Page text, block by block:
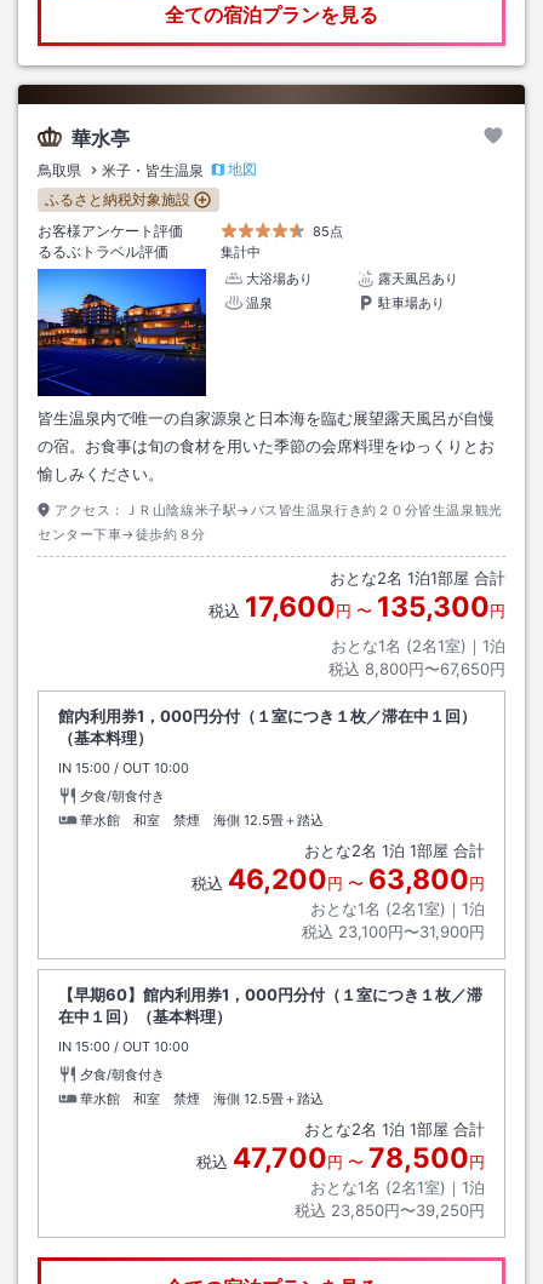
全ての宿泊プランを見る
華水亭
鳥取県 米子・皆生温泉
地図
ふるさと納税対象施設
お客様アンケート評価
85点
るるぶトラベル評価
集計中
大浴場あり
露天風呂あり
温泉
駐車場あり
皆生温泉内で唯一の自家源泉と日本海を臨む展望露天風呂が自慢
の宿。お食事は旬の食材を用いた季節の会席料理をゆっくりとお
愉しみください。
アクセス：
ＪＲ山陰線米子駅→バス皆生温泉行き約２０分皆生温泉観光
センター下車→徒歩約８分
おとな2名 1泊1部屋 合計
税込 17,600円 〜 135,300円
おとな1名 (2名1室)｜ 1泊
税込 8,800円〜67,650円
館内利用券1，000円分付（１室につき１枚／滞在中１回）
（基本料理）
IN チェックイン
15:00 / OUT チェックアウト
10:00
夕食/朝食付き
華水館 和室 禁煙 海側 12.5畳＋踏込
おとな2名 1泊 1部屋 合計
税込 46,200円 〜 63,800円
おとな1名 (2名1室)｜ 1泊
税込 23,100円〜31,900円
【早期60】館内利用券1，000円分付（１室につき１枚／滞
在中１回）（基本料理）
IN チェックイン
15:00 / OUT チェックアウト
10:00
夕食/朝食付き
華水館 和室 禁煙 海側 12.5畳＋踏込
おとな2名 1泊 1部屋 合計
税込 47,700円 〜 78,500円
おとな1名 (2名1室)｜ 1泊
税込 23,850円〜39,250円